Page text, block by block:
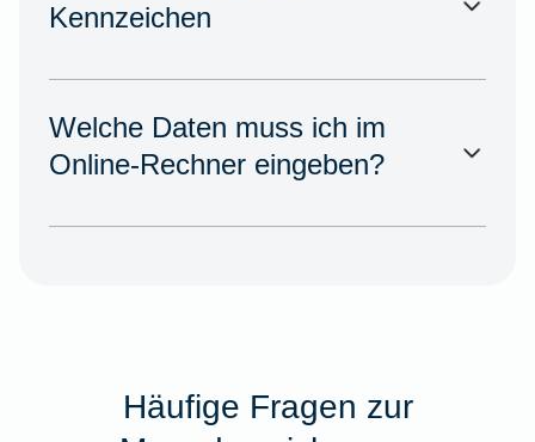
Kennzeichen
Welche Daten muss ich im
Online-Rechner eingeben?
Häufige Fragen zur